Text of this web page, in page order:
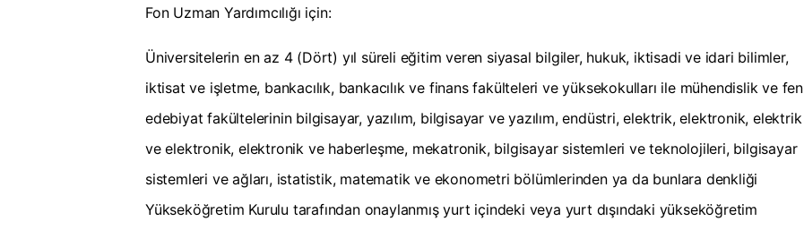
Fon Uzman Yardımcılığı için:
Üniversitelerin en az 4 (Dört) yıl süreli eğitim veren siyasal bilgiler, hukuk, iktisadi ve idari bilimler,
iktisat ve işletme, bankacılık, bankacılık ve finans fakülteleri ve yüksekokulları ile mühendislik ve fen
edebiyat fakültelerinin bilgisayar, yazılım, bilgisayar ve yazılım, endüstri, elektrik, elektronik, elektrik
ve elektronik, elektronik ve haberleşme, mekatronik, bilgisayar sistemleri ve teknolojileri, bilgisayar
sistemleri ve ağları, istatistik, matematik ve ekonometri bölümlerinden ya da bunlara denkliği
Yükseköğretim Kurulu tarafından onaylanmış yurt içindeki veya yurt dışındaki yükseköğretim